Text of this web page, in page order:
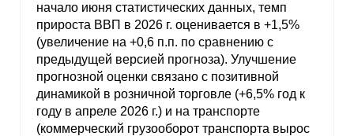
Российско-французский семинар
ЦДУ
Отрасли и регионы
Inforum
начало июня статистических данных, темп
прироста ВВП в 2026 г. оценивается в +1,5%
(увеличение на +0,6 п.п. по сравнению с
предыдущей версией прогноза). Улучшение
прогнозной оценки связано с позитивной
динамикой в розничной торговле (+6,5% год к
году в апреле 2026 г.) и на транспорте
(коммерческий грузооборот транспорта вырос